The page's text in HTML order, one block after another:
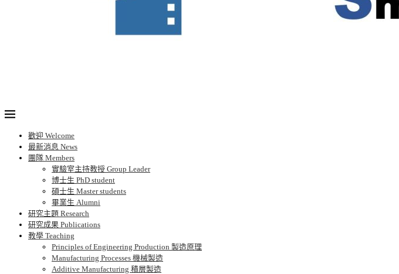
歡迎 Welcome
最新消息 News
團隊 Members
實驗室主持教授 Group Leader
博士生 PhD student
碩士生 Master students
畢業生 Alumni
研究主題 Research
研究成果 Publications
教學 Teaching
Principles of Engineering Production 製造原理
Manufacturing Processes 機械製造
Additive Manufacturing 積層製造